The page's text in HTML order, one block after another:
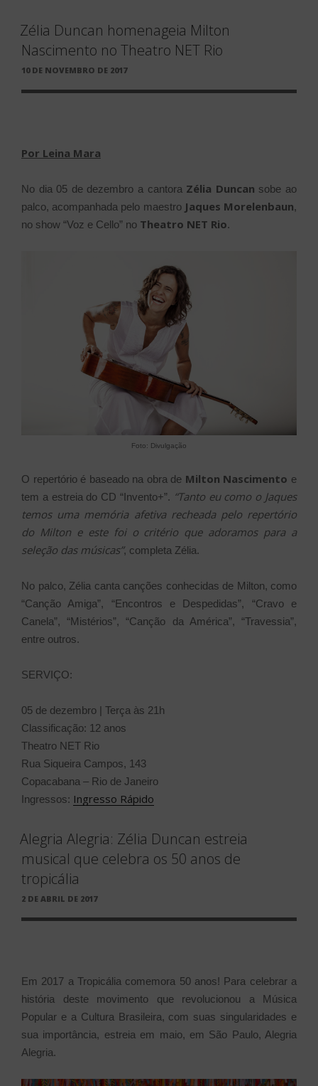
Zélia Duncan homenageia Milton
Nascimento no Theatro NET Rio
PUBLICADO
10 DE NOVEMBRO DE 2017
Por Leina Mara
No dia 05 de dezembro a cantora Zélia Duncan sobe ao
palco, acompanhada pelo maestro Jaques Morelenbaun,
no show “Voz e Cello” no Theatro NET Rio.
Foto: Divulgação
O repertório é baseado na obra de Milton Nascimento e
tem a estreia do CD “Invento+”. “Tanto eu como o Jaques
temos uma memória afetiva recheada pelo repertório
do Milton e este foi o critério que adoramos para a
seleção das músicas”, completa Zélia.
No palco, Zélia canta canções conhecidas de Milton, como
“Canção Amiga”, “Encontros e Despedidas”, “Cravo e
Canela”, “Mistérios”, “Canção da América”, “Travessia”,
entre outros.
SERVIÇO:
05 de dezembro | Terça às 21h
Classificação: 12 anos
Theatro NET Rio
Rua Siqueira Campos, 143
Copacabana – Rio de Janeiro
Ingressos: Ingresso Rápido
Alegria Alegria: Zélia Duncan estreia
musical que celebra os 50 anos de
tropicália
PUBLICADO
2 DE ABRIL DE 2017
Em 2017 a Tropicália comemora 50 anos! Para celebrar a
história deste movimento que revolucionou a Música
Popular e a Cultura Brasileira, com suas singularidades e
sua importância, estreia em maio, em São Paulo, Alegria
Alegria.